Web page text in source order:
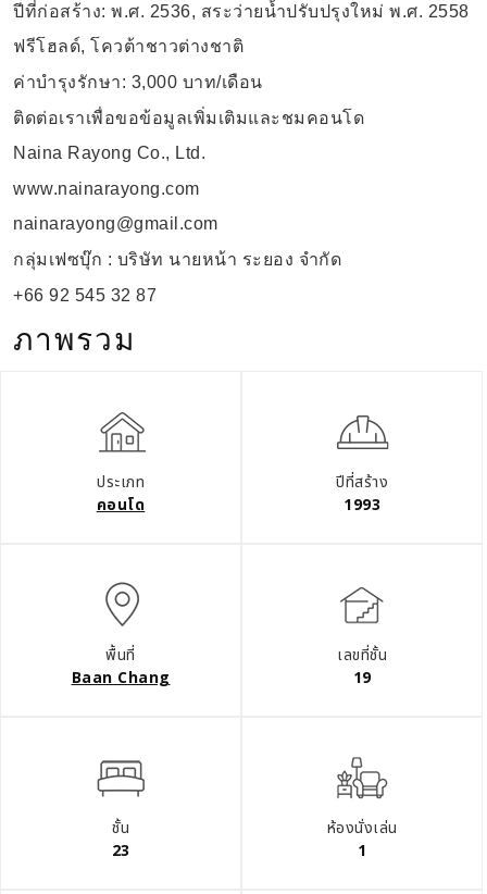
ปีที่ก่อสร้าง: พ.ศ. 2536, สระว่ายน้ำปรับปรุงใหม่ พ.ศ. 2558
ฟรีโฮลด์, โควต้าชาวต่างชาติ
ค่าบำรุงรักษา: 3,000 บาท/เดือน
ติดต่อเราเพื่อขอข้อมูลเพิ่มเติมและชมคอนโด
Naina Rayong Co., Ltd.
www.nainarayong.com
nainarayong@gmail.com
กลุ่มเฟซบุ๊ก : บริษัท นายหน้า ระยอง จำกัด
+66 92 545 32 87
ภาพรวม
ประเภท
คอนโด
ปีที่สร้าง
1993
พื้นที่
Baan Chang
เลขที่ชั้น
19
ชั้น
23
ห้องนั่งเล่น
1